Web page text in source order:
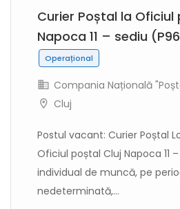
Curier Poștal la Oficiul
Napoca 11 – sediu
Operațional
Compania Națională
Cluj
Postul vacant: Curier Poștal
Oficiul poștal Cluj Napoca 11
individual de muncă, pe
nedeterminată,...